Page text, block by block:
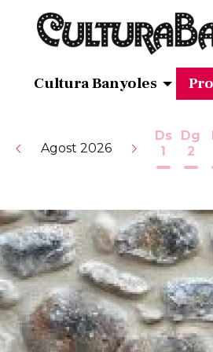
Cultura Banyoles
Agost 2026
Ds
1
Dg
2